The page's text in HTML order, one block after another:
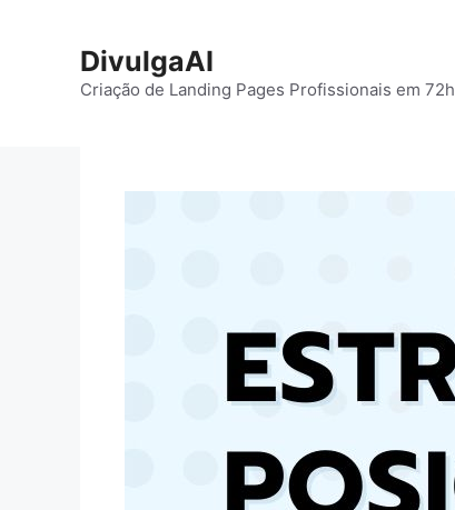
conteúdo
DivulgaAI
Criação de Landing Pages Profissionais em 72h